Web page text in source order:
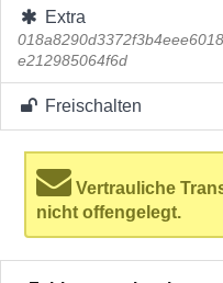
Extra
e212985064f6d
Freischalten
Vertrauliche
nicht offengelegt.